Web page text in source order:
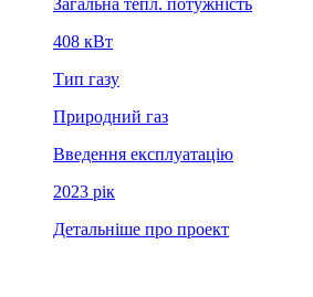
408 кВт
Тип газу
Природний газ
Введення експлуатацію
2023 рiк
Детальніше про проект